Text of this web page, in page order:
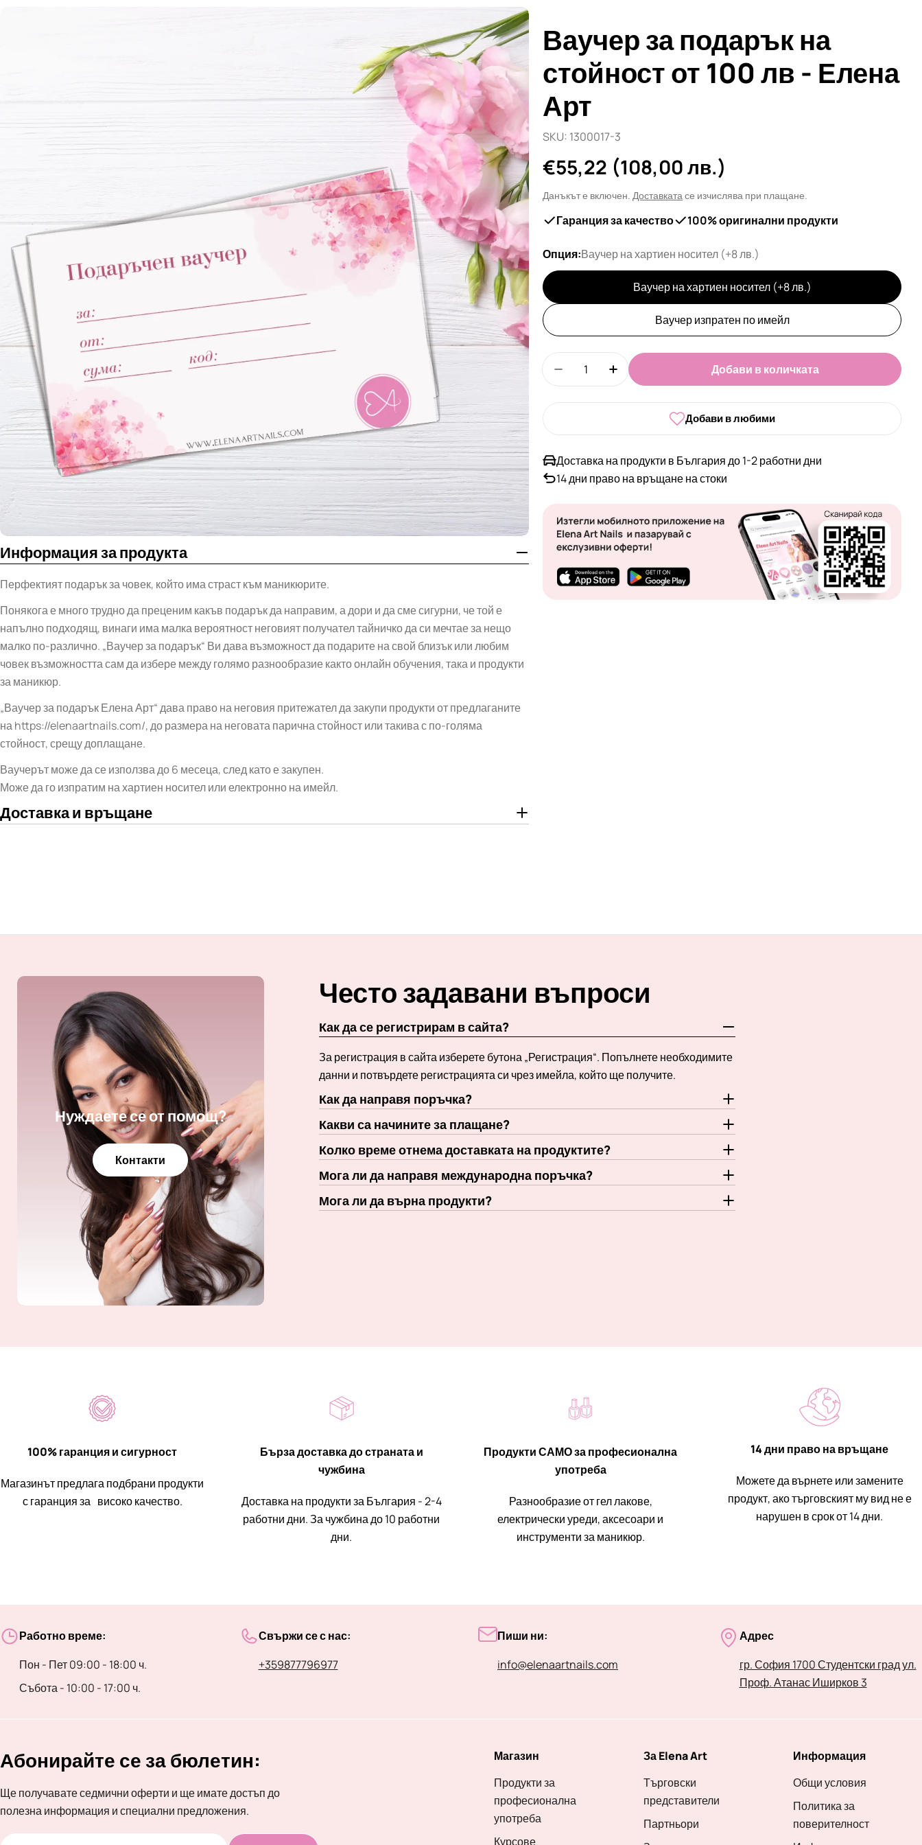
медия 0 в прозорец
Информация за продукта
Перфектият подарък за човек, който има страст към маникюрите.
Понякога е много трудно да преценим какъв подарък да направим, а дори и да сме сигурни, че той е
напълно подходящ, винаги има малка вероятност неговият получател тайничко да си мечтае за нещо
малко по-различно. „Ваучер за подарък“ Ви дава възможност да подарите на свой близък или любим
човек възможността сам да избере между голямо разнообразие както онлайн обучения, така и продукти
за маникюр.
„Ваучер за подарък Елена Арт“ дава право на неговия притежател да закупи продукти от предлаганите
на https://elenaartnails.com/, до размера на неговата парична стойност или такива с по-голяма
стойност, срещу доплащане.
Ваучерът може да се използва до 6 месеца, след като е закупен.
Може да го изпратим на хартиен носител или електронно на имейл.
Доставка и връщане
Ваучер за подарък на
стойност от 100 лв - Елена
Арт
SKU: 1300017-3
Редовна
цена
€55,22 (108,00 лв.)
Данъкът е включен.Доставкатасе изчислява при плащане.
Гаранция за качество 100% оригинални продукти
Опция:Ваучер на хартиен носител (+8 лв.)
Ваучер на хартиен носител (+8 лв.)
Ваучер изпратен по имейл
Намали количеството за Ваучер за подарък на стойност
Увеличи количеството за Ваучер за подарък на
Добави в количката
Добави в любими
Доставка на продукти в България до 1-2 работни дни
14 дни право на връщане на стоки
Нуждаете се от помощ?
Контакти
Често задавани въпроси
Как да се регистрирам в сайта?
За регистрация в сайта изберете бутона „Регистрация“. Попълнете необходимите
данни и потвърдете регистрацията си чрез имейла, който ще получите.
Как да направя поръчка?
Какви са начините за плащане?
Колко време отнема доставката на продуктите?
Мога ли да направя международна поръчка?
Мога ли да върна продукти?
100% гаранция и сигурност
Магазинът предлага подбрани продукти
с гаранция за високо качество.
Бърза доставка до страната и
чужбина
Доставка на продукти за България - 2-4
работни дни. За чужбина до 10 работни
дни.
Продукти САМО за професионална
употреба
Разнообразие от гел лакове,
електрически уреди, аксесоари и
инструменти за маникюр.
14 дни право на връщане
Можете да върнете или замените
продукт, ако търговският му вид не е
нарушен в срок от 14 дни.
Работно време:
Пон - Пет 09:00 - 18:00 ч.
Събота - 10:00 - 17:00 ч.
Свържи се с нас:
+359877796977
Пиши ни:
info@elenaartnails.com
Адрес
гр. София 1700 Студентски град ул.
Проф. Атанас Иширков 3
Абонирайте се за бюлетин:
Ще получавате седмични оферти и ще имате достъп до
полезна информация и специални предложения.
Магазин
Продукти за
професионална
употреба
Курсове
За Elena Art
Търговски
представители
Партньори
Информация
Общи условия
Политика за
поверителност